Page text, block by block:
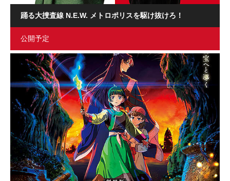
踊る大捜査線 N.E.W. メトロポリスを駆け抜けろ！
公開予定